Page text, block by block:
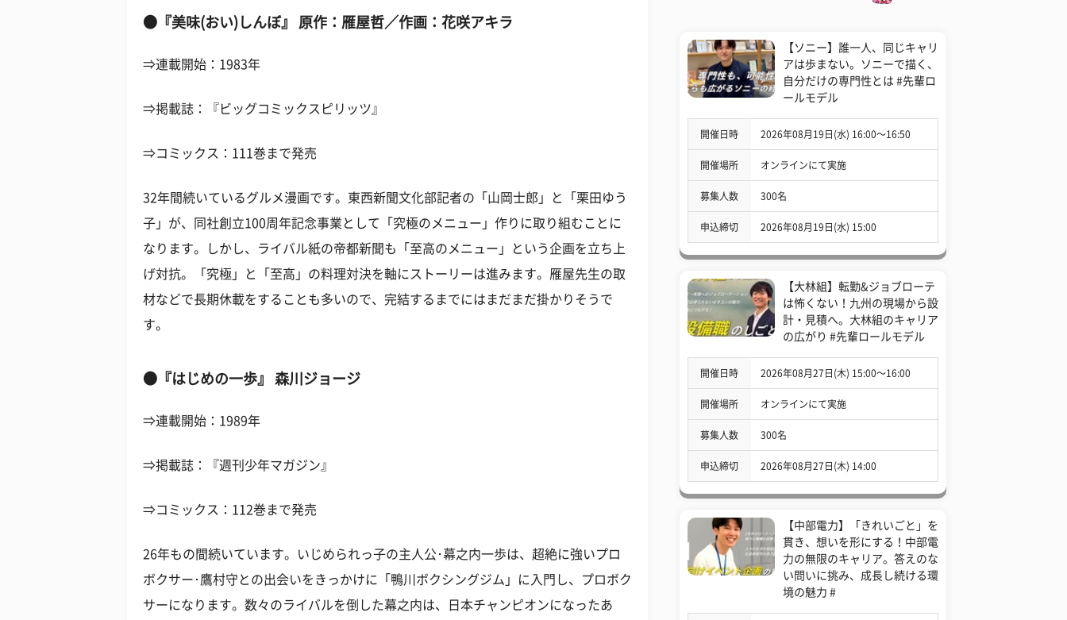
●『美味(おい)しんぼ』 原作：雁屋哲／作画：花咲アキラ
⇒連載開始：1983年
⇒掲載誌：『ビッグコミックスピリッツ』
⇒コミックス：111巻まで発売
32年間続いているグルメ漫画です。東西新聞文化部記者の「山岡士郎」と「栗田ゆう
子」が、同社創立100周年記念事業として「究極のメニュー」作りに取り組むことに
なります。しかし、ライバル紙の帝都新聞も「至高のメニュー」という企画を立ち上
げ対抗。「究極」と「至高」の料理対決を軸にストーリーは進みます。雁屋先生の取
材などで長期休載をすることも多いので、完結するまでにはまだまだ掛かりそうで
す。
●『はじめの一歩』 森川ジョージ
⇒連載開始：1989年
⇒掲載誌：『週刊少年マガジン』
⇒コミックス：112巻まで発売
26年もの間続いています。いじめられっ子の主人公･幕之内一歩は、超絶に強いプロ
ボクサー･鷹村守との出会いをきっかけに「鴨川ボクシングジム」に入門し、プロボク
サーになります。数々のライバルを倒した幕之内は、日本チャンピオンになったあ
【ソニー】誰一人、同じキャリ
アは歩まない。ソニーで描く、
自分だけの専門性とは #先輩ロ
ールモデル
開催日時 2026年08月19日(水) 16:00〜16:50
開催場所 オンラインにて実施
募集人数 300名
申込締切 2026年08月19日(水) 15:00
【大林組】転勤&ジョブローテ
は怖くない！九州の現場から設
計・見積へ。大林組のキャリア
の広がり #先輩ロールモデル
開催日時 2026年08月27日(木) 15:00〜16:00
開催場所 オンラインにて実施
募集人数 300名
申込締切 2026年08月27日(木) 14:00
【中部電力】「きれいごと」を
貫き、想いを形にする！中部電
力の無限のキャリア。答えのな
い問いに挑み、成長し続ける環
境の魅力 #